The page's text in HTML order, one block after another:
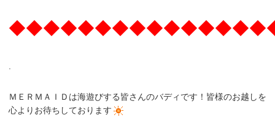
ＭＥＲＭＡＩＤは海遊びする皆さんのバディです！皆様のお越しを
心よりお待ちしております